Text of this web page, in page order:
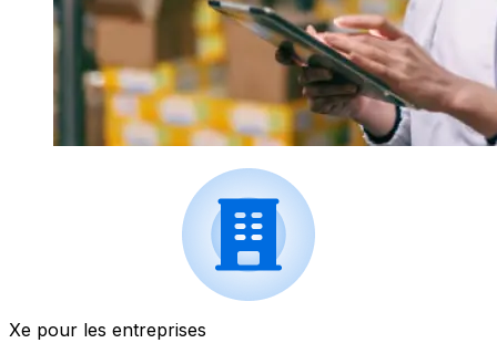
Xe pour les entreprises